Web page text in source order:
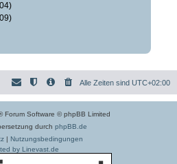
Alle Zeiten sind UTC+02:00
Forum Software © phpBB Limited
durch phpBB.de
| Nutzungsbedingungen
by Linevast.de